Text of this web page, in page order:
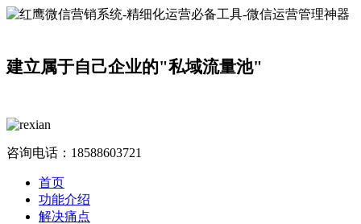
建立属于自己企业的"私域流量池"
咨询电话： 18588603721
首页
功能介绍
解决痛点